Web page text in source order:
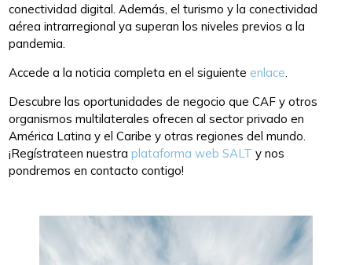
conectividad digital. Además, el turismo y la conectividad
aérea intrarregional ya superan los niveles previos a la
pandemia.
Accede a la noticia completa en el siguiente enlace
Descubre las oportunidades de negocio que CAF y otros
organismos multilaterales ofrecen al sector privado en
América Latina y el Caribe y otras regiones del mundo.
¡Regístrateen nuestraplataforma web SALT y nos
pondremos en contacto contigo!